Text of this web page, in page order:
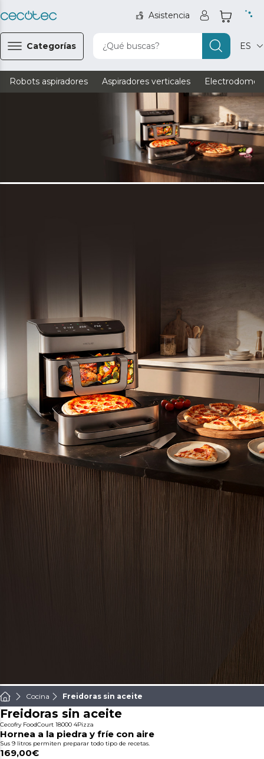
Asistencia
Categorías ¿Qué buscas? ES
Robots aspiradores Aspiradores verticales
Cocina Freidoras sin aceite
Freidoras sin aceite
Cecofry FoodCourt 18000 4Pizza
Hornea a la piedra y fríe con aire
Sus 9 litros permiten preparar todo tipo de recetas.
169,00€